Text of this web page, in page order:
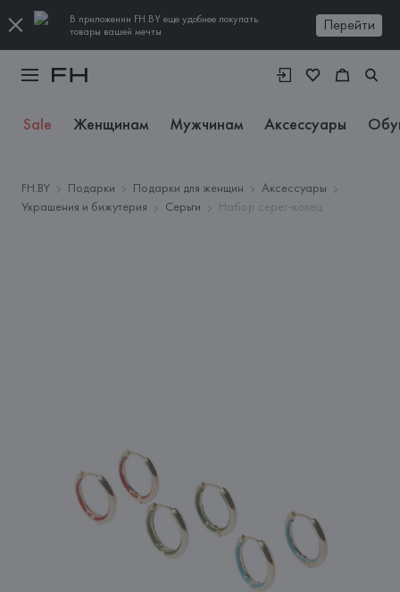
В приложении FH.BY еще удобнее покупать
товары вашей мечты
Перейти
Sale Женщинам Мужчинам Аксессуары
FH.BY Подарки Подарки для женщин
Аксессуары
Украшения и бижутерия
Серьги Набор серег-колец